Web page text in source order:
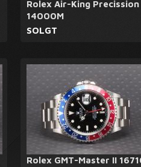
Rolex Air-King Precission
14000M
SOLGT
Rolex GMT-Master II